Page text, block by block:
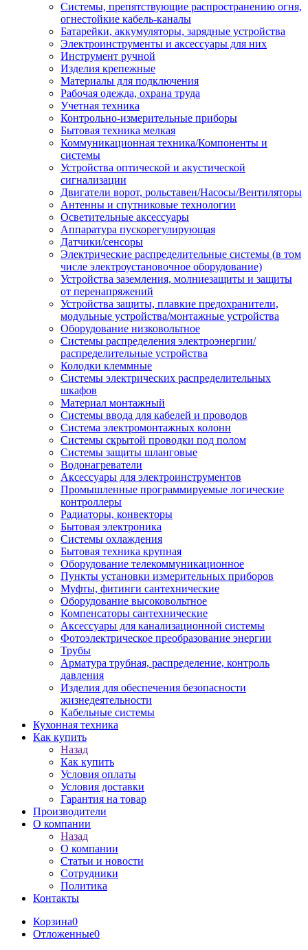
Системы, препятствующие распространению огня,
огнестойкие кабель-каналы
Батарейки, аккумуляторы, зарядные устройства
Электроинструменты и аксессуары для них
Инструмент ручной
Изделия крепежные
Материалы для подключения
Рабочая одежда, охрана труда
Учетная техника
Контрольно-измерительные приборы
Бытовая техника мелкая
Коммуникационная техника/Компоненты и
системы
Устройства оптической и акустической
сигнализации
Двигатели ворот, рольставен/Насосы/Вентиляторы
Антенны и спутниковые технологии
Осветительные аксессуары
Аппаратура пускорегулирующая
Датчики/сенсоры
Электрические распределительные системы (в том
числе электроустановочное оборудование)
Устройства заземления, молниезащиты и защиты
от перенапряжений
Устройства защиты, плавкие предохранители,
модульные устройства/монтажные устройства
Оборудование низковольтное
Системы распределения электроэнергии/
распределительные устройства
Колодки клеммные
Системы электрических распределительных
шкафов
Материал монтажный
Системы ввода для кабелей и проводов
Система электромонтажных колонн
Системы скрытой проводки под полом
Системы защиты шланговые
Водонагреватели
Аксессуары для электроинструментов
Промышленные программируемые логические
контроллеры
Радиаторы, конвекторы
Бытовая электроника
Системы охлаждения
Бытовая техника крупная
Оборудование телекоммуникационное
Пункты установки измерительных приборов
Муфты, фитинги сантехнические
Оборудование высоковольтное
Компенсаторы сантехнические
Аксессуары для канализационной системы
Фотоэлектрическое преобразование энергии
Трубы
Арматура трубная, распределение, контроль
давления
Изделия для обеспечения безопасности
жизнедеятельности
Кабельные системы
Кухонная техника
Как купить
Назад
Как купить
Условия оплаты
Условия доставки
Гарантия на товар
Производители
О компании
Назад
О компании
Статьи и новости
Сотрудники
Политика
Контакты
Корзина0
Отложенные0